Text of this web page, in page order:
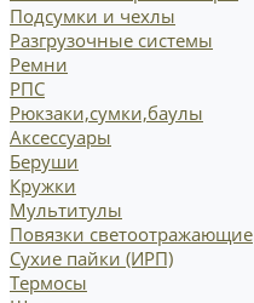
Подсумки и чехлы
Разгрузочные системы
Ремни
РПС
Рюкзаки,сумки,баулы
Аксессуары
Беруши
Кружки
Мультитулы
Повязки светоотражающие
Сухие пайки (ИРП)
Термосы